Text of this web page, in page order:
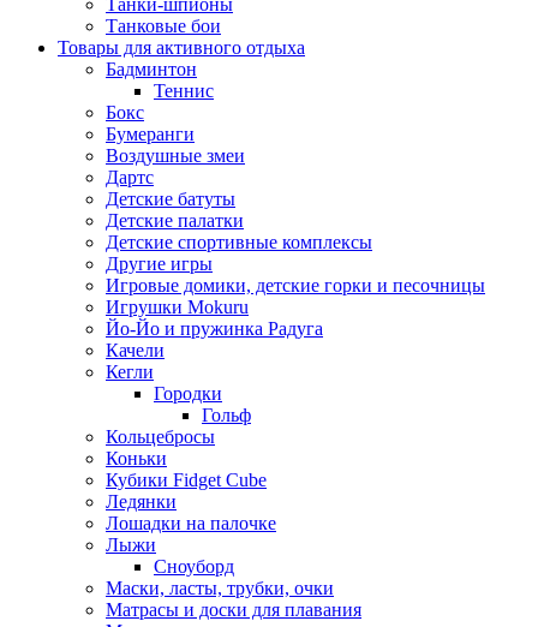
Танки-шпионы
Танковые бои
Товары для активного отдыха
Бадминтон
Теннис
Бокс
Бумеранги
Воздушные змеи
Дартс
Детские батуты
Детские палатки
Детские спортивные комплексы
Другие игры
Игровые домики, детские горки и песочницы
Игрушки Mokuru
Йо-Йо и пружинка Радуга
Качели
Кегли
Городки
Гольф
Кольцебросы
Коньки
Кубики Fidget Cube
Ледянки
Лошадки на палочке
Лыжи
Сноуборд
Маски, ласты, трубки, очки
Матрасы и доски для плавания